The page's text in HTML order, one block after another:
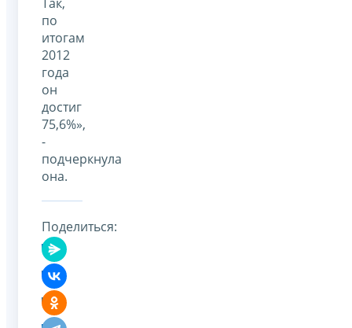
по
итогам
2012
года
он
достиг
75,6%»,
-
подчеркнула
она.
Поделиться: